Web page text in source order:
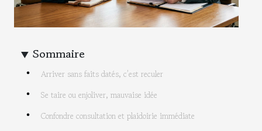
Sommaire
Arriver sans faits datés, c’est reculer
Se taire ou enjoliver, mauvaise idée
Confondre consultation et plaidoirie immédiate